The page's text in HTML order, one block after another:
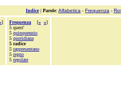
Indice| Parole: Alfabetica - Frequenza -
]
Frequenza [« »]
5 quest'
5 quinquennio
5 quotidiana
5 radice
5 rappresentano
5 regno
5 regolate